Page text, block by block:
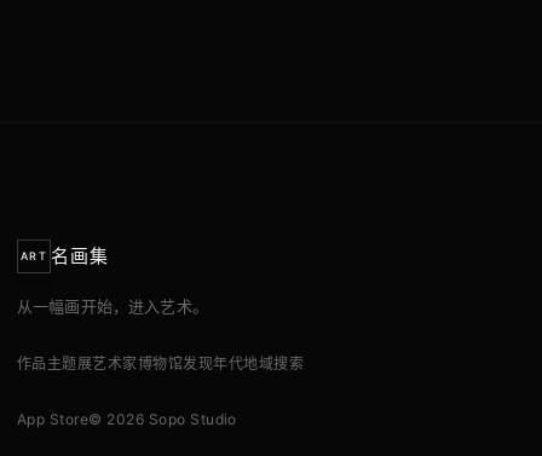
ART 名画集
从一幅画开始，进入艺术。
作品 主题展艺术家博物馆发现年代地域搜索
App Store© 2026 Sopo Studio